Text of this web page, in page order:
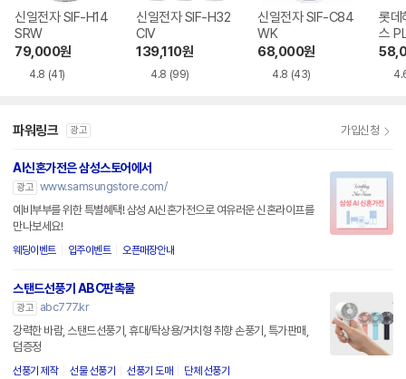
신일전자 SIF-H14
SRW
79,000원
4.8 (41)
신일전자 SIF-H32
CIV
139,110원
4.8 (99)
신일전자 SIF-C84
WK
68,000원
4.8 (43)
롯데
스
WH
파워링크 광고 가입신청
AI신혼가전은 삼성스토어에서
광고 www.samsungstore.com/
예비부부를 위한 특별혜택! 삼성 AI신혼가전으로 여유러운 신혼라이프를
만나보세요!
웨딩이벤트 입주이벤트 오픈매장안내
스탠드선풍기 ABC판촉물
광고
abc777.kr
강력한 바람, 스탠드선풍기, 휴대/탁상용/거치형 취향 손풍기, 특가판매,
덤증정
선풍기 제작 선물 선풍기 선풍기 도매 단체 선풍기